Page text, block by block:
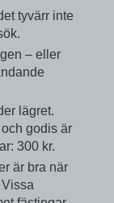
tyvärr inte
– eller
lägret.
godis är
300 kr.
är bra när